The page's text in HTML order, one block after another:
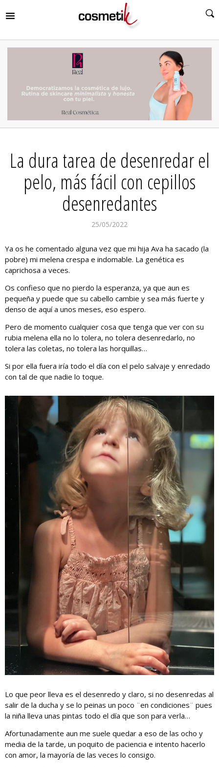
La dura tarea de desenredar el
pelo, más fácil con cepillos
desenredantes
25/05/2022
Ya os he comentado alguna vez que mi hija Ava ha sacado (la
pobre) mi melena crespa e indomable. La genética es
caprichosa a veces.
Os confieso que no pierdo la esperanza, ya que aun es
pequeña y puede que su cabello cambie y sea más fuerte y
denso de aquí a unos meses, eso espero.
Pero de momento cualquier cosa que tenga que ver con su
rubia melena ella no lo tolera, no tolera desenredarlo, no
tolera las coletas, no tolera las horquillas…
Si por ella fuera iría todo el día con el pelo salvaje y enredado
con tal de que nadie lo toque.
Lo que peor lleva es el desenredo y claro, si no desenredas al
salir de la ducha y se lo peinas un poco ¨en condiciones¨ pues
la niña lleva unas pintas todo el día que son para verla…
Afortunadamente aun me suele quedar a eso de las ocho y
media de la tarde, un poquito de paciencia e intento hacerlo
con amor, la mayoría de las veces lo consigo.